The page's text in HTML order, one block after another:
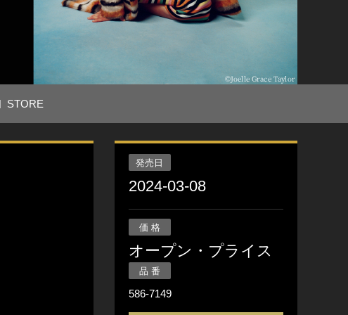
STORE
発売日
2024-03-08
価 格
オープン・プライス
品 番
586-7149